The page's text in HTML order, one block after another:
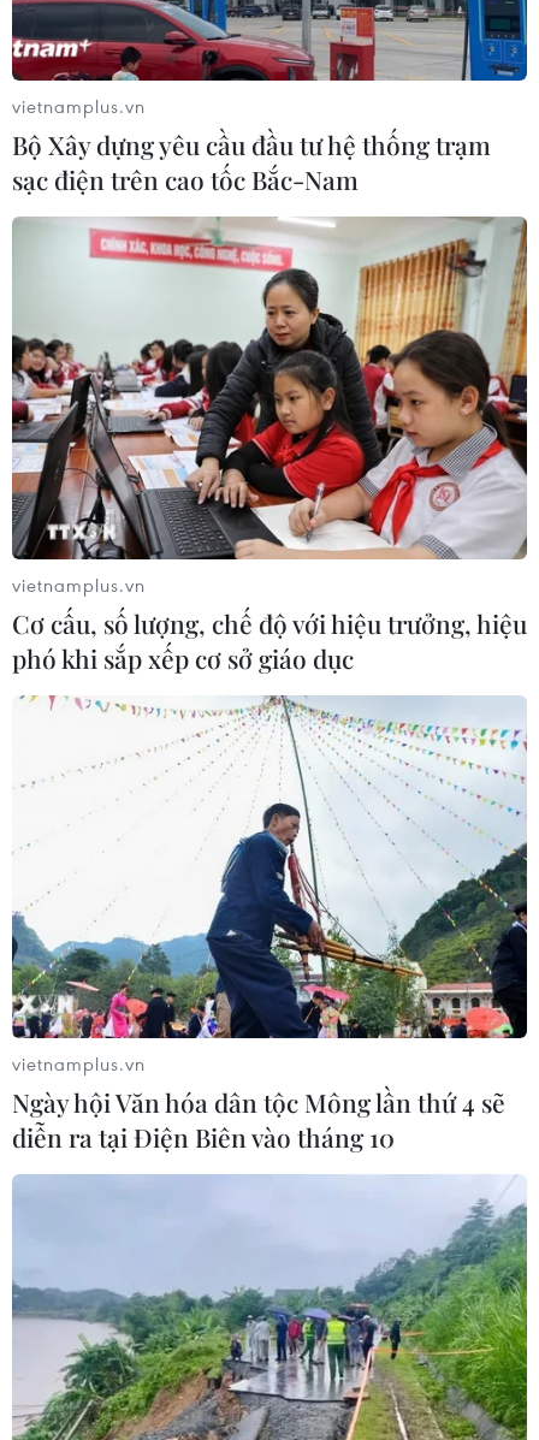
TIN CÙNG CHUYÊN MỤC
Đồng Nai cần chuyển dịch thu hút
đầu tư sang tổ chức chuỗi giá trị
Có 50 cơ sở kiểm nghiệm được GACC
chấp nhận phục vụ xuất khẩu mít,
sầu riêng
07/08/2026 10:27
Giá dầu tăng trước những lo ngại về
Nhà đầu tư Anh đề xuất siêu dự án Tổ
hợp cảng biển 18 tỷ USD tại Quảng
Ninh
07/08/2026 08:33
vietnamplus.vn
Bộ Xây dựng yêu cầu đầu tư hệ thống trạm
sạc điện trên cao tốc Bắc-Nam
vietnamplus.vn
Cơ cấu, số lượng, chế độ với hiệu trưởng, hiệu
phó khi sắp xếp cơ sở giáo dục
vietnamplus.vn
Ngày hội Văn hóa dân tộc Mông lần thứ 4 sẽ
diễn ra tại Điện Biên vào tháng 10